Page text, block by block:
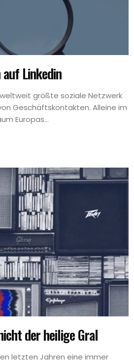
Linkedin
größte soziale Netzwerk
Geschäftskontakten. Alleine im
Europas...
der heilige Gral
letzten Jahren eine immer